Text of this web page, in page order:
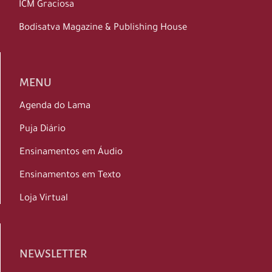
ICM Graciosa
Bodisatva Magazine & Publishing House
MENU
Agenda do Lama
Puja Diário
Ensinamentos em Áudio
Ensinamentos em Texto
Loja Virtual
NEWSLETTER